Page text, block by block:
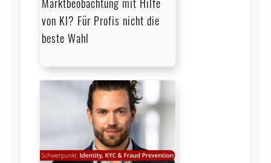
von KI? Für Profis nicht die
beste Wahl